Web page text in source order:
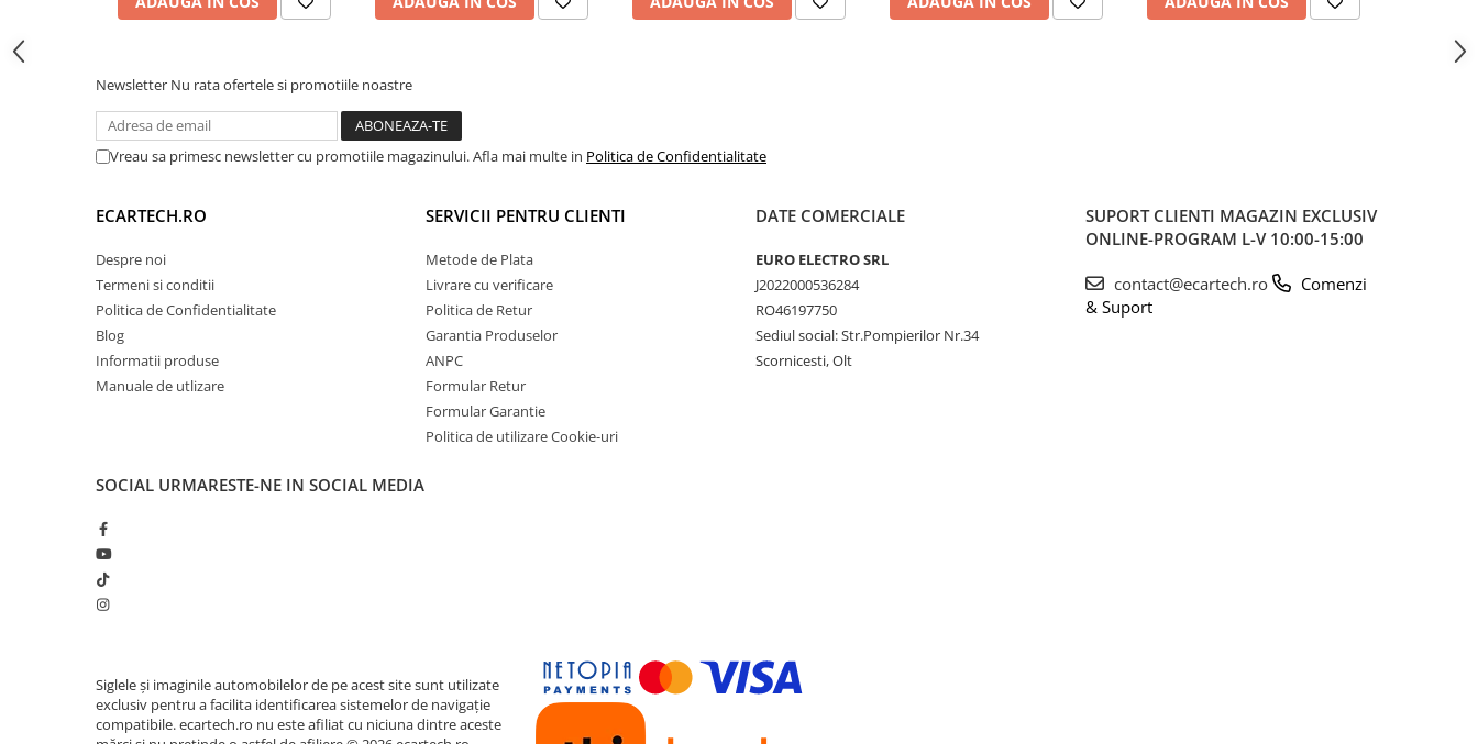
Invertoare auto
Testere auto
Cabluri Audio
Pompe transfer
Intretinere auto
Camera Endoscop
Trusa cale distributie
Echipamente service auto
Huse volan
Accesorii compresoare
Aparate de lipit si capsat
Masini de polisat
Prelungitoare
Compresoare aer
🎵 Egalizator Audio DSP
Loudness.
Newsletter Nu rata ofertele si promotiile noastre
Vreau sa primesc newsletter cu promotiile magazinului. Afla mai multe in Politica de Confidentialitate
ECARTECH.RO
Despre noi
Termeni si conditii
Politica de Confidentialitate
Blog
Informatii produse
Manuale de utlizare
SERVICII PENTRU CLIENTI
Metode de Plata
Livrare cu verificare
Politica de Retur
Garantia Produselor
ANPC
Formular Retur
Formular Garantie
Politica de utilizare Cookie-uri
DATE COMERCIALE
EURO ELECTRO SRL
J2022000536284
RO46197750
Sediul social: Str.Pompierilor Nr.34
Scornicesti, Olt
SUPORT CLIENTI MAGAZIN EXCLUSIV
ONLINE-PROGRAM L-V 10:00-15:00
contact@ecartech.ro
Comenzi
& Suport
SOCIAL URMARESTE-NE IN SOCIAL MEDIA
Siglele și imaginile automobilelor de pe acest site sunt utilizate
exclusiv pentru a facilita identificarea sistemelor de navigație
compatibile. ecartech.ro nu este afiliat cu niciuna dintre aceste